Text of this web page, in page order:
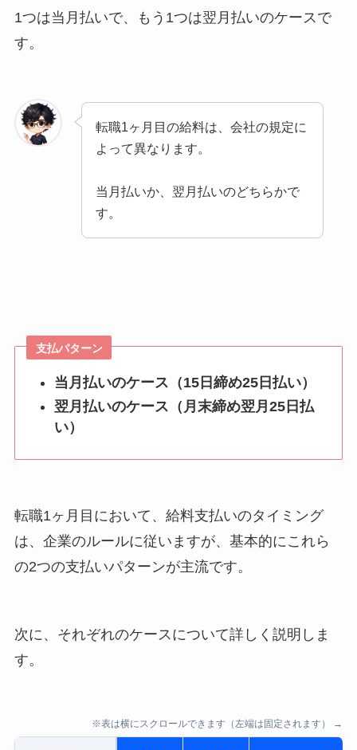
1つは当月払いで、もう1つは翌月払いのケースで
す。
転職1ヶ月目の給料は、会社の規定に
よって異なります。
当月払いか、翌月払いのどちらかで
す。
支払パターン
当月払いのケース（15日締め25日払い）
翌月払いのケース（月末締め翌月25日払
い）
転職1ヶ月目において、給料支払いのタイミング
は、企業のルールに従いますが、基本的にこれら
の2つの支払いパターンが主流です。
次に、それぞれのケースについて詳しく説明しま
す。
※表は横にスクロールできます（左端は固定されます） →